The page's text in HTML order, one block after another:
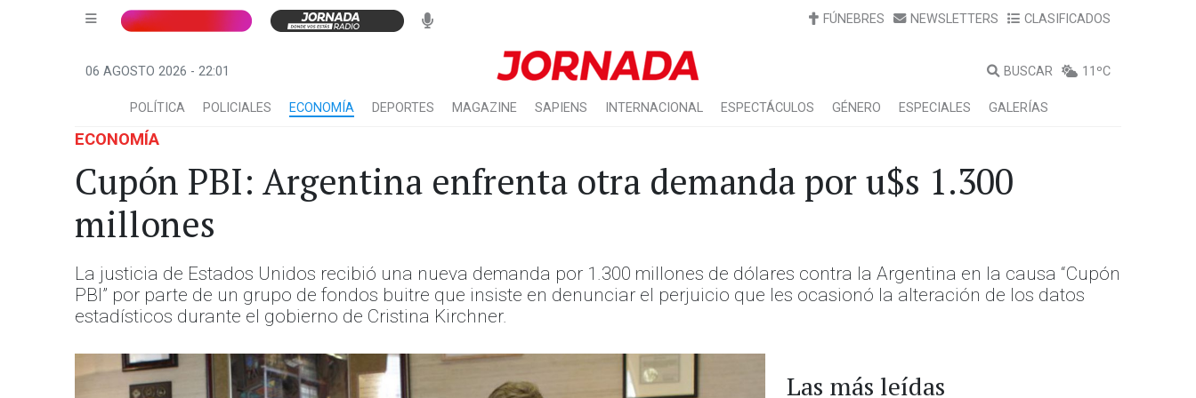
FÚNEBRES NEWSLETTERS CLASIFICADOS
06 AGOSTO 2026 - 22:01 BUSCAR 11ºC
POLÍTICA POLICIALES ECONOMÍA DEPORTES MAGAZINE SAPIENS INTERNACIONAL ESPECTÁCULOS GÉNERO ESPECIALES GALERÍAS
ECONOMÍA
Cupón PBI: Argentina enfrenta otra demanda por u$s 1.300
millones
La justicia de Estados Unidos recibió una nueva demanda por 1.300 millones de dólares contra la Argentina en la causa “Cupón
PBI” por parte de un grupo de fondos buitre que insiste en denunciar el perjuicio que les ocasionó la alteración de los datos
estadísticos durante el gobierno de Cristina Kirchner.
Las más leídas